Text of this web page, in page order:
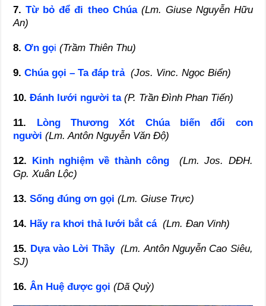
7.Từ bỏ để đi theo Chúa (Lm. Giuse Nguyễn Hữu
An)
8.Ơn gọi (Trầm Thiên Thu)
9.Chúa gọi – Ta đáp trả (Jos. Vinc. Ngọc Biển)
10.Đánh lưới người ta (P. Trần Đình Phan Tiến)
11. Lòng Thương Xót Chúa biến đổi con
người (Lm. Antôn Nguyễn Văn Độ)
12. Kinh nghiệm về thành công
(Lm. Jos. DĐH.
Gp. Xuân Lộc)
13.Sống đúng ơn gọi (Lm. Giuse Trực)
14. Hãy ra khơi thả lưới bắt cá (Lm. Đan Vinh)
15. Dựa vào Lời Thầy (Lm. Antôn Nguyễn Cao Siêu,
SJ)
16.Ân Huệ được gọi (Dã Quỳ)